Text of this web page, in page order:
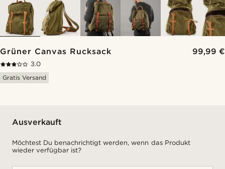
Grüner Canvas Rucksack 99,99 €
3.0
Gratis Versand
Ausverkauft
Möchtest Du benachrichtigt werden, wenn das Produkt
wieder verfügbar ist?